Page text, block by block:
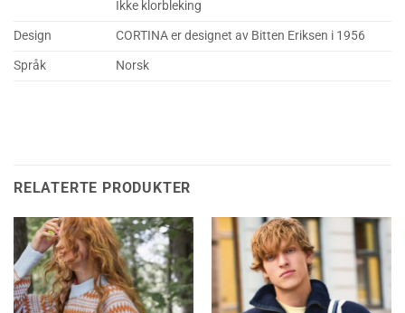
Ikke klorbleking
Design
CORTINA er designet av Bitten Eriksen i 1956
Språk
Norsk
RELATERTE PRODUKTER